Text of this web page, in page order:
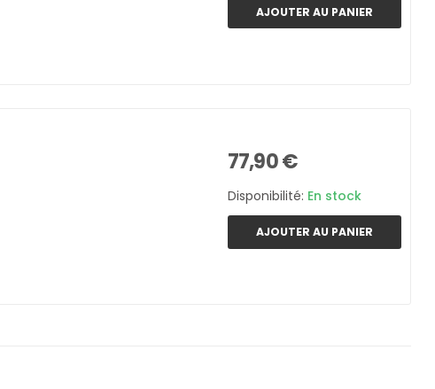
AJOUTER AU PANIER
77,90 €
Disponibilité: En stock
AJOUTER AU PANIER